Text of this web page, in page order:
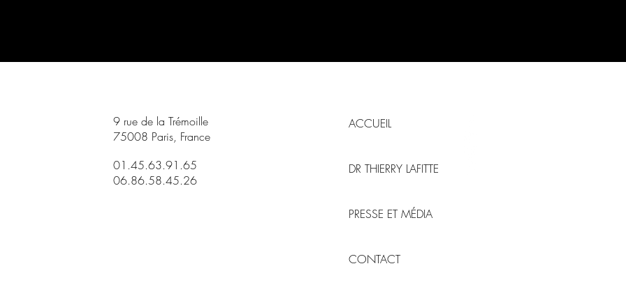
9 rue de la Trémoille
75008 Paris, France
01.45.63.91.65
06.86.58.45.26
ACCUEIL
DR THIERRY LAFITTE
PRESSE ET MÉDIA
CONTACT